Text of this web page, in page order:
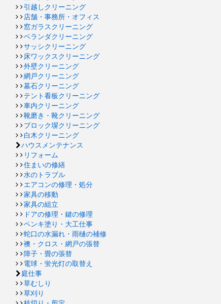
引越しクリーニング
店舗・事務所・オフィス
窓ガラスクリーニング
ベランダクリーニング
サッシクリーニング
床ワックスクリーニング
外壁クリーニング
網戸クリーニング
墓石クリーニング
テント看板クリーニング
車内クリーニング
靴磨き・靴クリーニング
ブロック塀クリーニング
白木クリーニング
ハウスメンテナンス
リフォーム
住まいの修繕
水のトラブル
エアコンの修理・処分
家具の移動
家具の組立
ドアの修理・鍵の修理
ペンキ塗り・大工仕事
蛇口の水漏れ・雨樋の補修
襖・クロス・網戸の張替
障子・畳の張替
電球・蛍光灯の取替え
庭仕事
草むしり
草刈り